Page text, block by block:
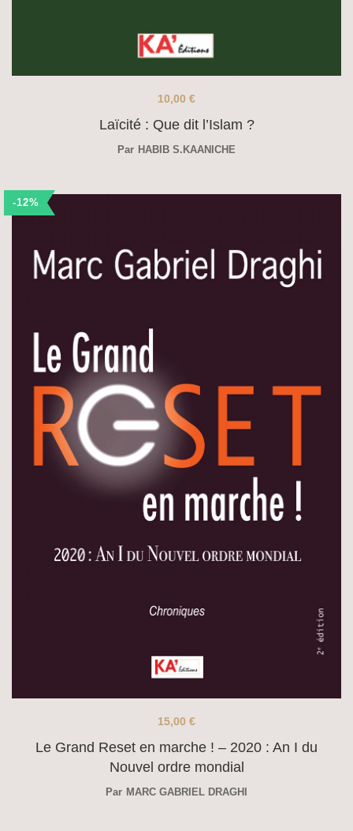
Laïcité : Que dit l’Islam ?
10,00 €
Par HABIB S.KAANICHE
-12%
Le Grand Reset en marche ! – 2020 : An I du
Nouvel ordre mondial
15,00 €
Par MARC GABRIEL DRAGHI